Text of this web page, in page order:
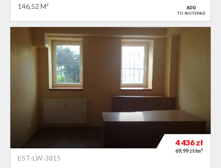
146,52 M² ADD
TO NOTEPAD
EST-LW-3815
4 436zł
69,99 zł/m2